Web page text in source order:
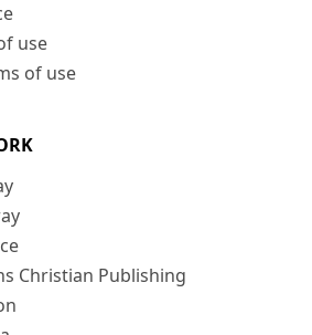
use
of use
Christian Publishing